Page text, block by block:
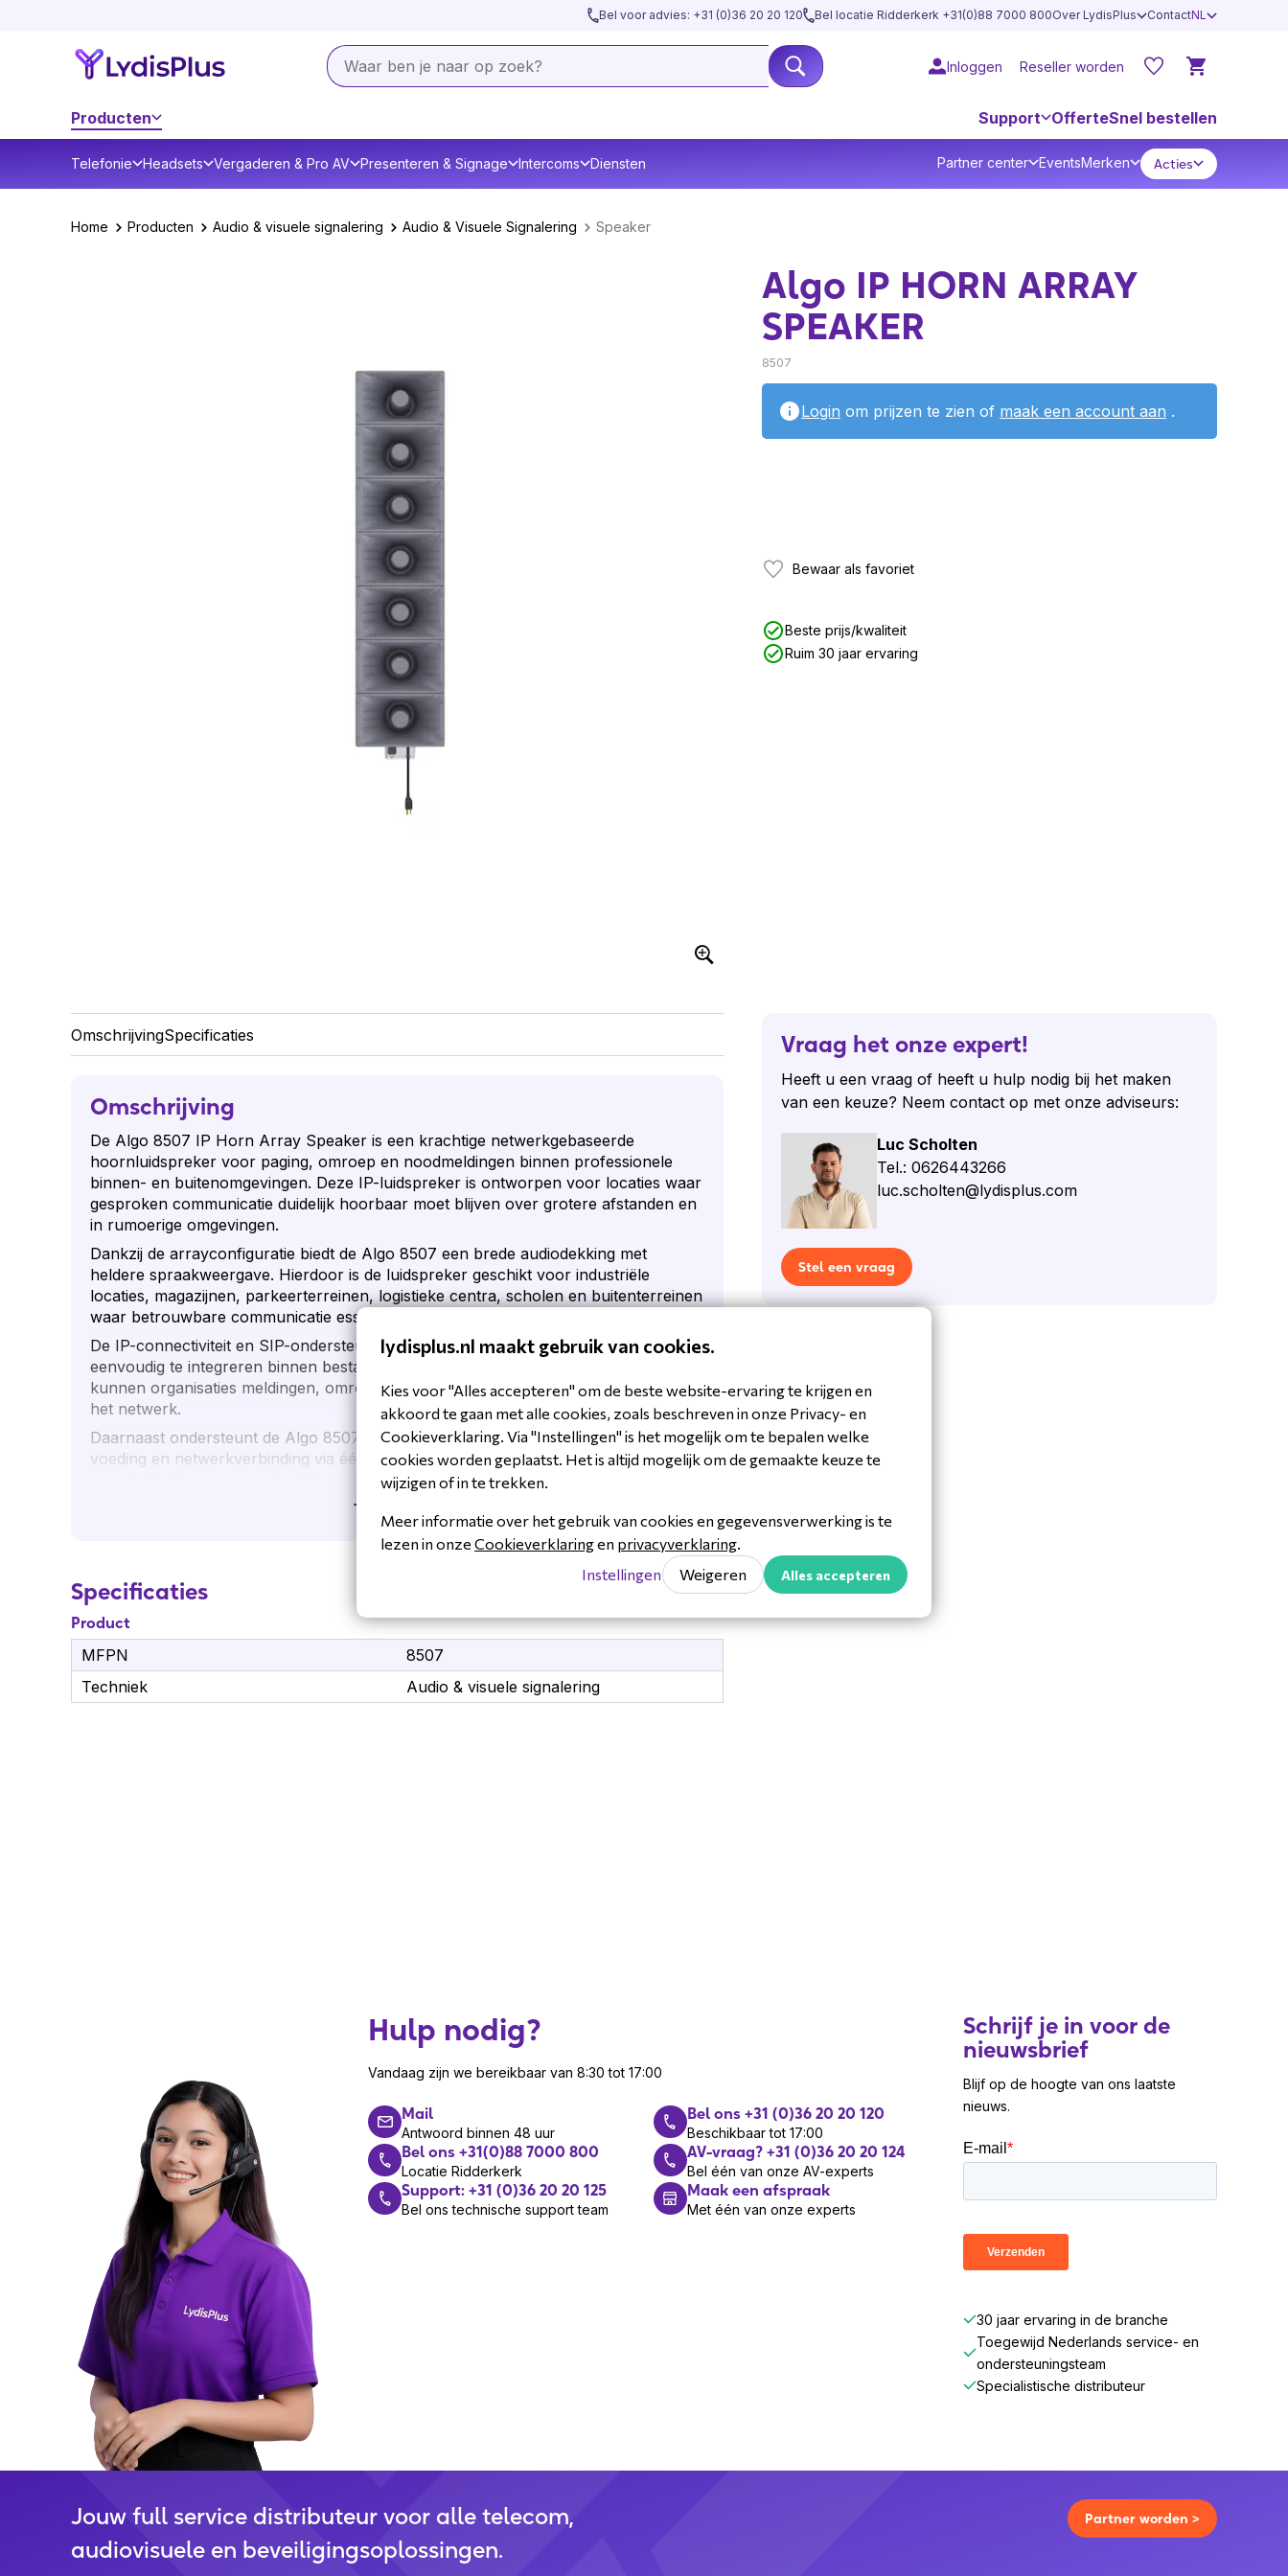
Bel voor advies: +31 (0)36 20 20 120 Bel locatie Ridderkerk +31(0)88 7000 800Over LydisPlus ContactNL
Inloggen Reseller worden
Producten Support OfferteSnel bestellen
Telefonie Headsets Vergaderen & Pro AV Presenteren & Signage Intercoms Diensten Partner center EventsMerken Acties
Home Producten Audio & visuele signalering Audio & Visuele Signalering Speaker
Algo IP HORN ARRAY
SPEAKER
8507
Login om prijzen te zien of maak een account aan .
Bewaar als favoriet
Beste prijs/kwaliteit
Ruim 30 jaar ervaring
OmschrijvingSpecificaties
Omschrijving
De Algo 8507 IP Horn Array Speaker is een krachtige netwerkgebaseerde
hoornluidspreker voor paging, omroep en noodmeldingen binnen professionele
binnen- en buitenomgevingen. Deze IP-luidspreker is ontworpen voor locaties waar
gesproken communicatie duidelijk hoorbaar moet blijven over grotere afstanden en
in rumoerige omgevingen.
Dankzij de arrayconfiguratie biedt de Algo 8507 een brede audiodekking met
heldere spraakweergave. Hierdoor is de luidspreker geschikt voor industriële
locaties, magazijnen, parkeerterreinen, logistieke centra, scholen en buitenterreinen
waar betrouwbare communicatie essentieel is.
De IP-connectiviteit en SIP-ondersteuning maken het mogelijk om de luidspreker
eenvoudig te integreren binnen bestaande VoIP- en pagingomgevingen. Hierdoor
kunnen organisaties meldingen, omroepen en noodberichten centraal beheren via
het netwerk.
Daarnaast ondersteunt de Algo 8507 Power over Ethernet (PoE), waardoor
voeding en netwerkverbinding via één kabel verlopen. Hierdoor blijft de installatie
overzichtelijk en eenvoudig uit te voeren binnen professionele AV- en
Toepassingen Algo 8507 IP Horn Array Speaker
Noodmeldingen en veiligheidscommunicatie
Buitenterreinen en parkeerplaatsen
Scholen en zorginstellingen
IP-gebaseerde audio- en communicatieomgevingen
De Algo 8507 IP Horn Array Speaker wordt geleverd met de standaard
fabrieksgarantie van Algo.
Algo ontwikkelt IP-gebaseerde audio- en communicatieoplossingen voor paging,
noodmeldingen, intercom en zakelijke communicatie. Het merk levert betrouwbare
netwerkoplossingen voor kantoren, zorginstellingen, scholen en industriële locaties.
Wil je ook onze oplossingen verkopen?
Meld je hier aanvoor ons speciale partner programma en word reseller van een
van onze merken.
Toon meer
Vraag het onze expert!
Heeft u een vraag of heeft u hulp nodig bij het maken
van een keuze? Neem contact op met onze adviseurs:
Luc Scholten
Tel.: 0626443266
luc.scholten@lydisplus.com
Stel een vraag
Specificaties
Product
MFPN
8507
Techniek
Audio & visuele signalering
Hulp nodig?
Vandaag zijn we bereikbaar van 8:30 tot 17:00
Mail
Antwoord binnen 48 uur
Bel ons +31 (0)36 20 20 120
Beschikbaar tot 17:00
Bel ons +31(0)88 7000 800
Locatie Ridderkerk
AV-vraag? +31 (0)36 20 20 124
Bel één van onze AV-experts
Support: +31 (0)36 20 20 125
Bel ons technische support team
Maak een afspraak
Met één van onze experts
Schrijf je in voor de
nieuwsbrief
Blijf op de hoogte van ons laatste
nieuws.
30 jaar ervaring in de branche
Toegewijd Nederlands service- en
ondersteuningsteam
Specialistische distributeur
Jouw full service distributeur voor alle telecom,
audiovisuele en beveiligingsoplossingen.
Partner worden >
lydisplus.nl maakt gebruik van cookies.
Kies voor "Alles accepteren" om de beste website-ervaring te krijgen en
akkoord te gaan met alle cookies, zoals beschreven in onze Privacy- en
Cookieverklaring. Via "Instellingen" is het mogelijk om te bepalen welke
cookies worden geplaatst. Het is altijd mogelijk om de gemaakte keuze te
wijzigen of in te trekken.
Meer informatie over het gebruik van cookies en gegevensverwerking is te
lezen in onze Cookieverklaringen privacyverklaring.
Instellingen
Weigeren Alles accepteren